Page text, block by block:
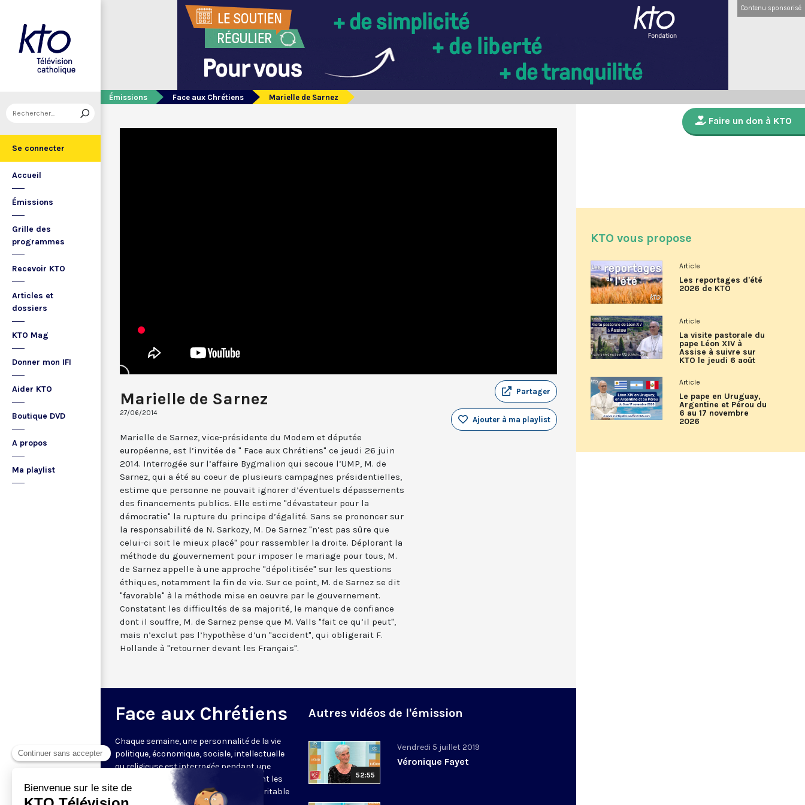
Se connecter
Accueil
Émissions
Grille des
programmes
Recevoir KTO
Articles et
dossiers
KTO Mag
Donner mon IFI
Aider KTO
Boutique DVD
A propos
Ma playlist
Contenu sponsorisé
Émissions Face aux Chrétiens Marielle de Sarnez
Marielle de Sarnez
27/06/2014
Partager
Ajouter à ma playlist
Marielle de Sarnez, vice-présidente du Modem et députée
européenne, est l’invitée de " Face aux Chrétiens" ce jeudi 26 juin
2014. Interrogée sur l’affaire Bygmalion qui secoue l’UMP, M. de
Sarnez, qui a été au coeur de plusieurs campagnes présidentielles,
estime que personne ne pouvait ignorer d’éventuels dépassements
des financements publics. Elle estime "dévastateur pour la
démocratie" la rupture du principe d’égalité. Sans se prononcer sur
la responsabilité de N. Sarkozy, M. De Sarnez "n’est pas sûre que
celui-ci soit le mieux placé" pour rassembler la droite. Déplorant la
méthode du gouvernement pour imposer le mariage pour tous, M.
de Sarnez appelle à une approche "dépolitisée" sur les questions
éthiques, notamment la fin de vie. Sur ce point, M. de Sarnez se dit
"favorable" à la méthode mise en oeuvre par le gouvernement.
Constatant les difficultés de sa majorité, le manque de confiance
dont il souffre, M. de Sarnez pense que M. Valls "fait ce qu’il peut",
mais n’exclut pas l’hypothèse d’un "accident", qui obligerait F.
Hollande à "retourner devant les Français".
Face aux Chrétiens
Chaque semaine, une personnalité de la vie
politique, économique, sociale, intellectuelle
ou religieuse est interrogée pendant une
heure par les journalistes représentant les
rédactions partenaires, offrant une véritable
Autres vidéos de l'émission
52:55
Vendredi 5 juillet 2019
Véronique Fayet
Faire un don à KTO
KTO vous propose
Article
Les reportages d'été
2026 de KTO
Article
La visite pastorale du
pape Léon XIV à
Assise à suivre sur
KTO le jeudi 6 août
Article
Le pape en Uruguay,
Argentine et Pérou du
6 au 17 novembre
2026